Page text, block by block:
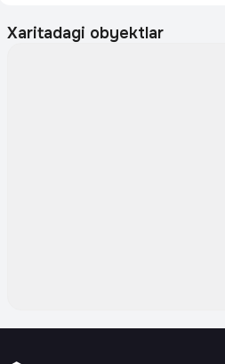
Xaritadagi obyektlar